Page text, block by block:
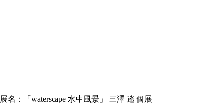
展名：「waterscape 水中風景」 三澤 遙 個展